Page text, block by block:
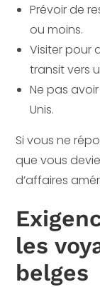
Prévoir de
ou moins.
Visiter pour
transit vers
Ne pas
Unis.
Si vous ne
que vous
d’affaires
les
belges